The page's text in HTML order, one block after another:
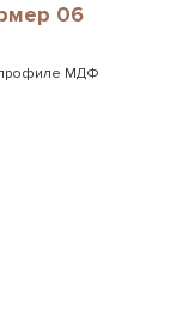
06
МДФ